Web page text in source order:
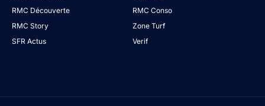
RMC Découverte
RMC Conso
RMC Story
Zone Turf
SFR Actus
Verif